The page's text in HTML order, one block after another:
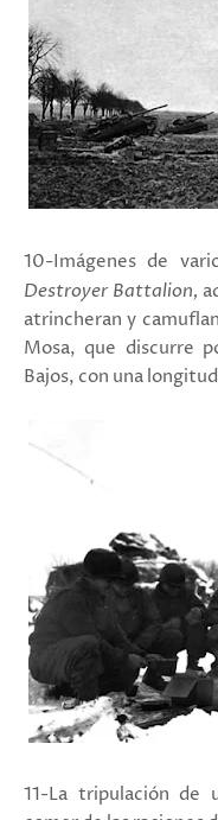
10-Imágenes de
Destroyer Battalion,
atrincheran y
Mosa,que discurre
Bajos, con una
11-La tripulación de